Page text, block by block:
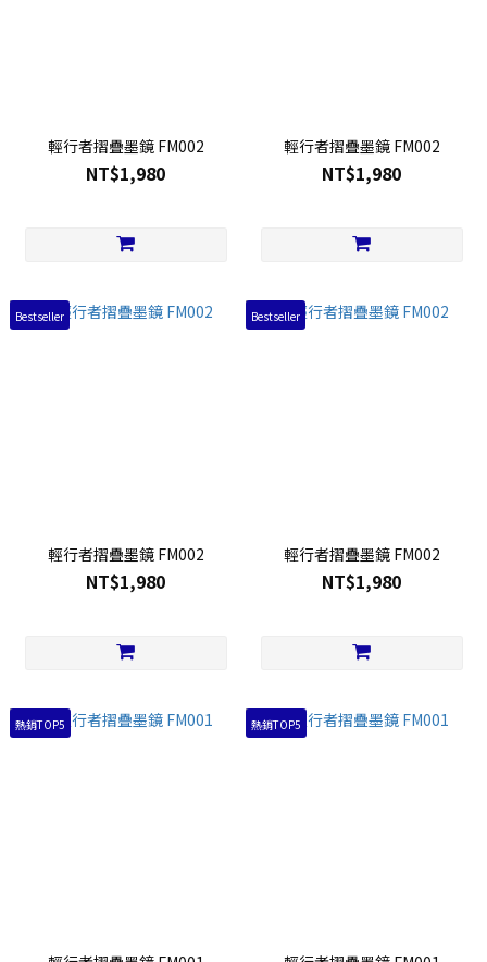
輕行者摺疊墨鏡 FM002
NT$1,980
輕行者摺疊墨鏡 FM002
NT$1,980
Bestseller
輕行者摺疊墨鏡 FM002
NT$1,980
Bestseller
輕行者摺疊墨鏡 FM002
NT$1,980
熱銷TOP5 熱銷TOP5